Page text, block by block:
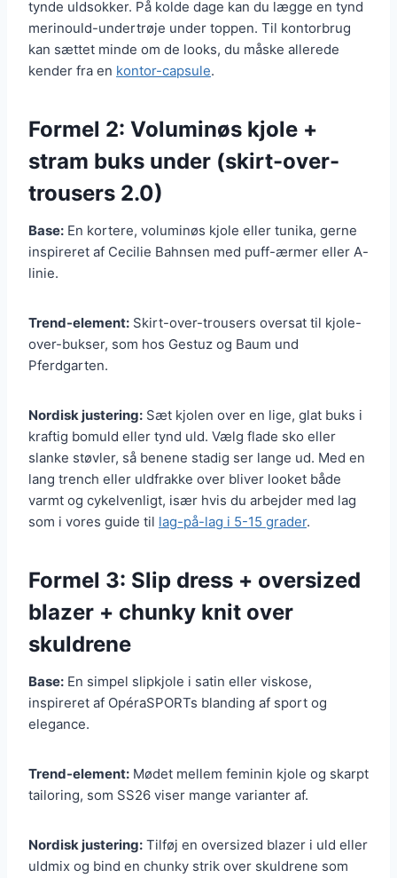
tynde uldsokker. På kolde dage kan du lægge en tynd
merinould-undertrøje under toppen. Til kontorbrug
kan sættet minde om de looks, du måske allerede
kender fra en kontor-capsule.
Formel 2: Voluminøs kjole +
stram buks under (skirt-over-
trousers 2.0)
Base: En kortere, voluminøs kjole eller tunika, gerne
inspireret af Cecilie Bahnsen med puff-ærmer eller A-
linie.
Trend-element: Skirt-over-trousers oversat til kjole-
over-bukser, som hos Gestuz og Baum und
Pferdgarten.
Nordisk justering: Sæt kjolen over en lige, glat buks i
kraftig bomuld eller tynd uld. Vælg flade sko eller
slanke støvler, så benene stadig ser lange ud. Med en
lang trench eller uldfrakke over bliver looket både
varmt og cykelvenligt, især hvis du arbejder med lag
som i vores guide til lag-på-lag i 5-15 grader.
Formel 3: Slip dress + oversized
blazer + chunky knit over
skuldrene
Base: En simpel slipkjole i satin eller viskose,
inspireret af OpéraSPORTs blanding af sport og
elegance.
Trend-element: Mødet mellem feminin kjole og skarpt
tailoring, som SS26 viser mange varianter af.
Nordisk justering: Tilføj en oversized blazer i uld eller
uldmix og bind en chunky strik over skuldrene som